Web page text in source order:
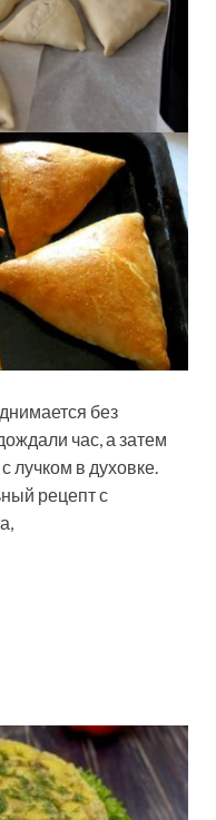
без
час, а затем
лучком в духовке.
рецепт с